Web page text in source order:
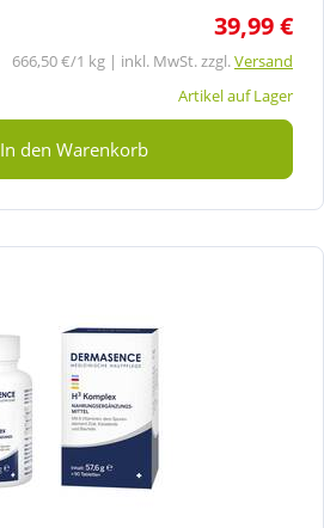
39,99 €
666,50 €/1 kg | inkl. MwSt. zzgl.Versand
Artikel auf Lager
In den Warenkorb